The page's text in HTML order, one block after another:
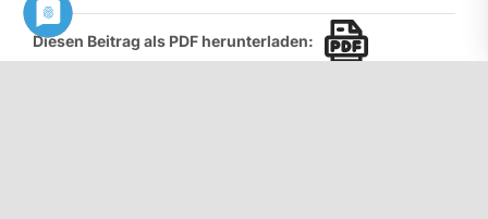
Diesen Beitrag als PDF herunterladen: